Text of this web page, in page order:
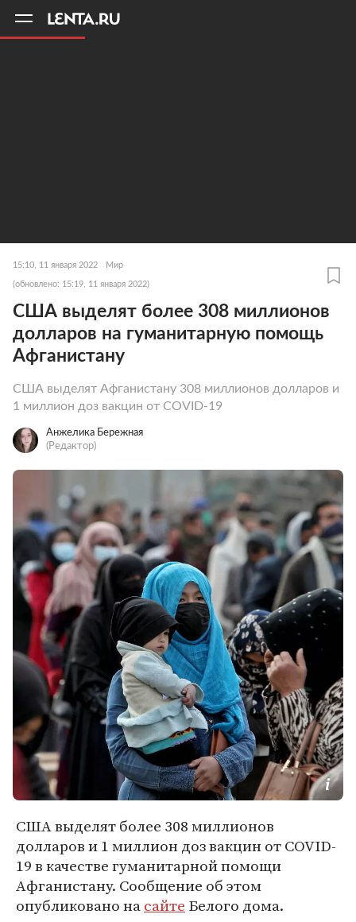
15:10, 11 января 2022 Мир
(обновлено: 15:19, 11 января 2022)
США выделят более 308 миллионов
долларов на гуманитарную помощь
Афганистану
США выделят Афганистану 308 миллионов долларов и
1 миллион доз вакцин от COVID-19
Анжелика Бережная
(Редактор)
США выделят более 308 миллионов
долларов и 1 миллион доз вакцин от COVID-
19 в качестве гуманитарной помощи
Афганистану. Сообщение об этом
опубликовано насайте Белого дома.